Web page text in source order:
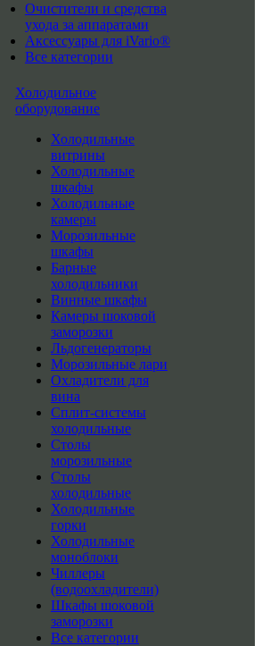
Очистители и средства
ухода за аппаратами
Аксессуары для iVario®
Все категории
Холодильное
оборудование
Холодильные
витрины
Холодильные
шкафы
Холодильные
камеры
Морозильные
шкафы
Барные
холодильники
Винные шкафы
Камеры шоковой
заморозки
Льдогенераторы
Морозильные лари
Охладители для
вина
Сплит-системы
холодильные
Столы
морозильные
Столы
холодильные
Холодильные
горки
Холодильные
моноблоки
Чиллеры
(водоохладители)
Шкафы шоковой
заморозки
Все категории